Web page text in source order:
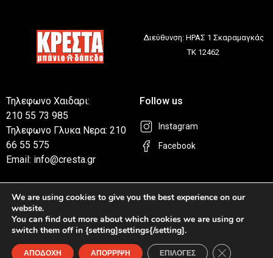
Διεύθυνση: ΗΡΑΣ 1 Σκαραμαγκάς
ΤΚ 12462
Τηλεφωνο Χαιδαρι:
210 55 73 985
Τηλεφωνο Γλυκα Νερα: 210
66 55 575
Email: info@cresta.gr
Η ΕΤΑΙΡΕΙΑ
Η Εταιρεία
Καταστήματα
ΧΡΗΣΙΜΑ LINKS
Privacy Policy
Συχνές Ερωτήσεις
Follow us
Instagram
Facebook
We are using cookies to give you the best experience on our
website.
You can find out more about which cookies we are using or
switch them off in {setting]settings{/setting].
ΑΠΟΔΟΧΗ ΑΠΟΡΡΙΨΗ ΕΠΙΛΟΓΕΣ Κλείσιμο